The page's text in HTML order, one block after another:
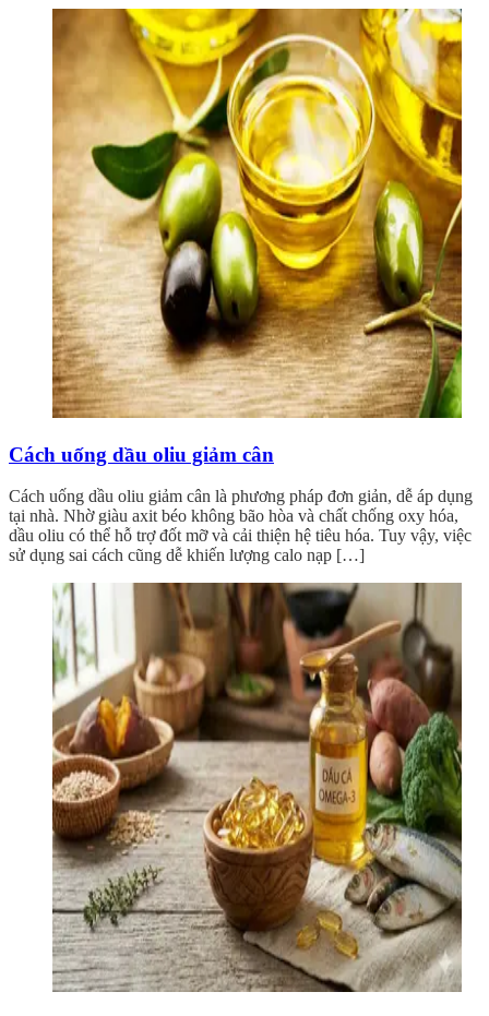
Cách uống dầu oliu giảm cân
Cách uống dầu oliu giảm cân là phương pháp đơn giản, dễ áp dụng
tại nhà. Nhờ giàu axit béo không bão hòa và chất chống oxy hóa,
dầu oliu có thể hỗ trợ đốt mỡ và cải thiện hệ tiêu hóa. Tuy vậy, việc
sử dụng sai cách cũng dễ khiến lượng calo nạp […]